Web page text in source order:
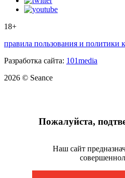
18+
правила пользования и политики
Разработка сайта: 101media
2026 © Seance
Пожалуйста,
Наш сайт